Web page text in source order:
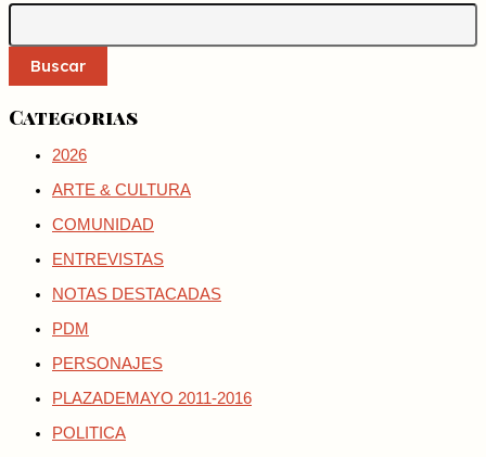
Buscar
Categorias
2026
ARTE & CULTURA
COMUNIDAD
ENTREVISTAS
NOTAS DESTACADAS
PDM
PERSONAJES
PLAZADEMAYO 2011-2016
POLITICA